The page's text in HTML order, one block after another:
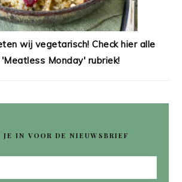
wij vegetarisch! Check hier alle
Monday' rubriek!
JE IN VOOR DE NIEUWSBRIEF